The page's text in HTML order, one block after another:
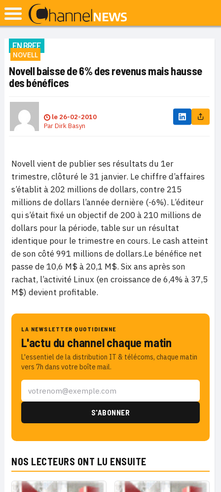
EN BREF
NOVELL
Novell baisse de 6% des revenus mais hausse
des bénéfices
le 26-02-2010
ParDirk Basyn
Novell vient de publier ses résultats du 1er
trimestre, clôturé le 31 janvier. Le chiffre d’affaires
s’établit à 202 millions de dollars, contre 215
millions de dollars l’année dernière (-6%). L’éditeur
qui s’était fixé un objectif de 200 à 210 millions de
dollars pour la période, table sur un résultat
identique pour le trimestre en cours. Le cash atteint
de son côté 991 millions de dollars.Le bénéfice net
passe de 10,6 M$ à 20,1 M$. Six ans après son
rachat, l’activité Linux (en croissance de 6,4% à 37,5
M$) devient profitable.
LA NEWSLETTER QUOTIDIENNE
L'actu du channel chaque matin
L'essentiel de la distribution IT & télécoms, chaque matin
vers 7h dans votre boîte mail.
NOS LECTEURS ONT LU ENSUITE